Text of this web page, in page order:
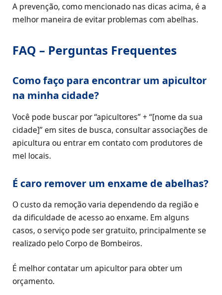
A prevenção, como mencionado nas dicas acima, é a
melhor maneira de evitar problemas com abelhas.
FAQ – Perguntas Frequentes
Como faço para encontrar um apicultor
na minha cidade?
Você pode buscar por “apicultores” + “[nome da sua
cidade]” em sites de busca, consultar associações de
apicultura ou entrar em contato com produtores de
mel locais.
É caro remover um enxame de abelhas?
O custo da remoção varia dependendo da região e
da dificuldade de acesso ao enxame. Em alguns
casos, o serviço pode ser gratuito, principalmente se
realizado pelo Corpo de Bombeiros.
É melhor contatar um apicultor para obter um
orçamento.